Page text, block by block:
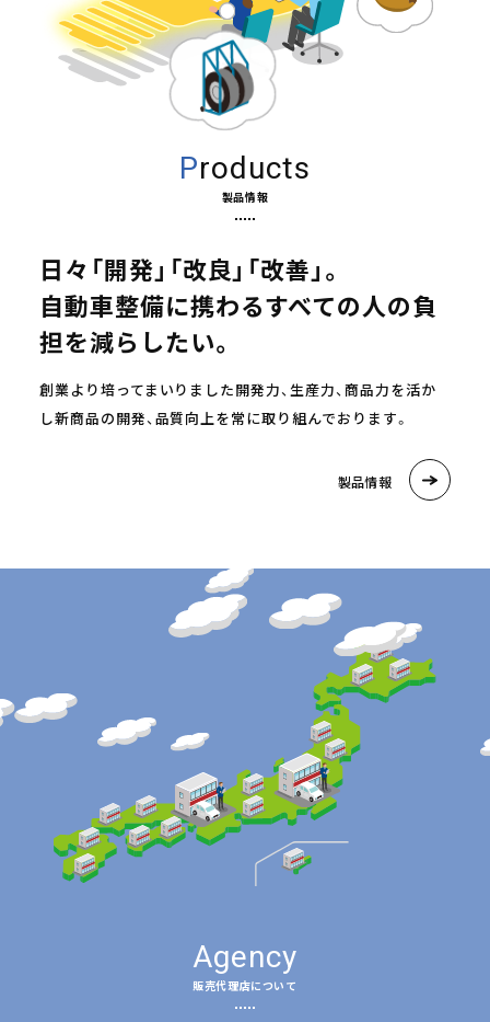
Products
製品情報
日々「開発」「改良」「改善」。
自動車整備に携わるすべての人の負
担を減らしたい。
創業より培ってまいりました開発力、生産力、商品力を活か
し新商品の開発、品質向上を常に取り組んでおります。
製品情報
Agency
販売代理店について